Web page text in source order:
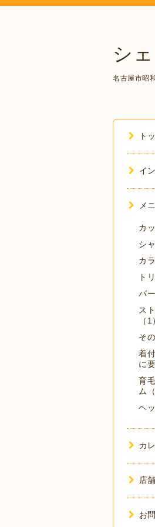
シ
名古屋市昭
ト
イ
メ
カ
シ
カ
ト
パ
ス
（1
そ
着
に
育
ム
ヘ
カ
店
お